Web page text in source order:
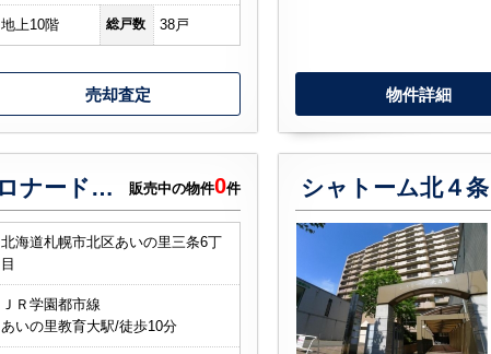
地上10階 総戸数 38戸
売却査定 物件詳細
コロナードあいの里?コロナードあいの里? 販売中の物件0件
北海道札幌市北区あいの里三条6丁
目
ＪＲ学園都市線
あいの里教育大駅/徒歩10分
シャトーム北４条